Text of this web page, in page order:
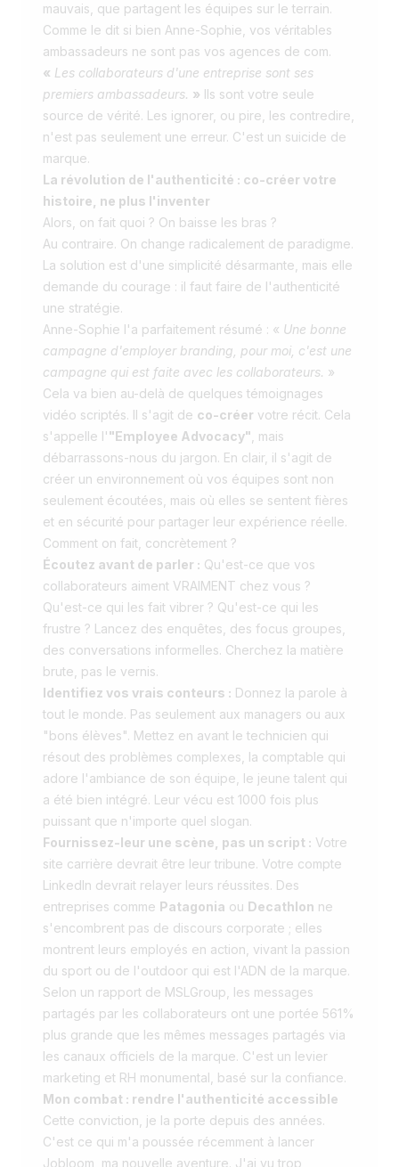
mauvais, que partagent les équipes sur le terrain.
Comme le dit si bien Anne-Sophie, vos véritables
ambassadeurs ne sont pas vos agences de com.
« Les collaborateurs d'une entreprise sont ses
premiers ambassadeurs. » Ils sont votre seule
source de vérité. Les ignorer, ou pire, les contredire,
n'est pas seulement une erreur. C'est un suicide de
marque.
La révolution de l'authenticité : co-créer votre
histoire, ne plus l'inventer
Alors, on fait quoi ? On baisse les bras ?
Au contraire. On change radicalement de paradigme.
La solution est d'une simplicité désarmante, mais elle
demande du courage : il faut faire de l'authenticité
une stratégie.
Anne-Sophie l'a parfaitement résumé : « Une bonne
campagne d'employer branding, pour moi, c'est une
campagne qui est faite avec les collaborateurs. »
Cela va bien au-delà de quelques témoignages
vidéo scriptés. Il s'agit de co-créer votre récit. Cela
s'appelle l'"Employee Advocacy" , mais
débarrassons-nous du jargon. En clair, il s'agit de
créer un environnement où vos équipes sont non
seulement écoutées, mais où elles se sentent fières
et en sécurité pour partager leur expérience réelle.
Comment on fait, concrètement ?
Écoutez avant de parler : Qu'est-ce que vos
collaborateurs aiment VRAIMENT chez vous ?
Qu'est-ce qui les fait vibrer ? Qu'est-ce qui les
frustre ? Lancez des enquêtes, des focus groupes,
des conversations informelles. Cherchez la matière
brute, pas le vernis.
Identifiez vos vrais conteurs : Donnez la parole à
tout le monde. Pas seulement aux managers ou aux
"bons élèves". Mettez en avant le technicien qui
résout des problèmes complexes, la comptable qui
adore l'ambiance de son équipe, le jeune talent qui
a été bien intégré. Leur vécu est 1000 fois plus
puissant que n'importe quel slogan.
Fournissez-leur une scène, pas un script : Votre
site carrière devrait être leur tribune. Votre compte
LinkedIn devrait relayer leurs réussites. Des
entreprises comme Patagonia ou Decathlon ne
s'encombrent pas de discours corporate ; elles
montrent leurs employés en action, vivant la passion
du sport ou de l'outdoor qui est l'ADN de la marque.
Selon un rapport de MSLGroup, les messages
partagés par les collaborateurs ont une portée 561%
plus grande que les mêmes messages partagés via
les canaux officiels de la marque. C'est un levier
marketing et RH monumental, basé sur la confiance.
Mon combat : rendre l'authenticité accessible
Cette conviction, je la porte depuis des années.
C'est ce qui m'a poussée récemment à lancer
Jobloom, ma nouvelle aventure. J'ai vu trop